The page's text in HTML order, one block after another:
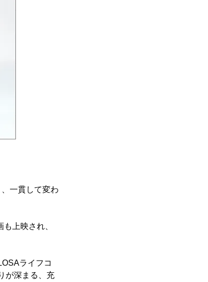
一貫して変わ
上映され、
ライフコ
が深まる、充